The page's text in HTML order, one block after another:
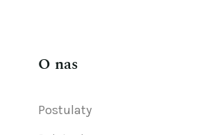
O nas
Postulaty